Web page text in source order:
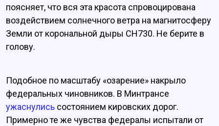
поясняет, что вся эта красота спровоцирована
воздействием солнечного ветра на магнитосферу
Земли от корональной дыры CH730. Не берите в
голову.
Подобное по масштабу «озарение» накрыло
федеральных чиновников. В Минтрансе
ужаснулись состоянием кировских дорог.
Примерно те же чувства федералы испытали от